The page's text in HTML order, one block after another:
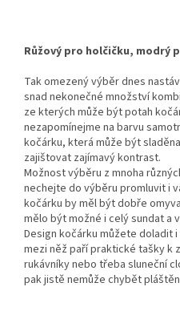
Růžový pro holčičku, modrý
Tak omezený výběr dnes
snad nekonečné množství
ze kterých může být potah
nezapomínejme na barvu
kočárku, která může být
zajištovat zajímavý kontrast.
Možnost výběru z mnoha
nechejte do výběru promluvit i
kočárku by měl být dobře
mělo být možné i celý sundat a
Design kočárku můžete doladit
mezi něž paří praktické tašky k
rukávníky nebo třeba sluneční
pak jistě nemůže chybět